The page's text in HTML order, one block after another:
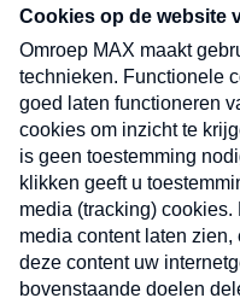
nieuwsbrief. Elke
uw mailbox.